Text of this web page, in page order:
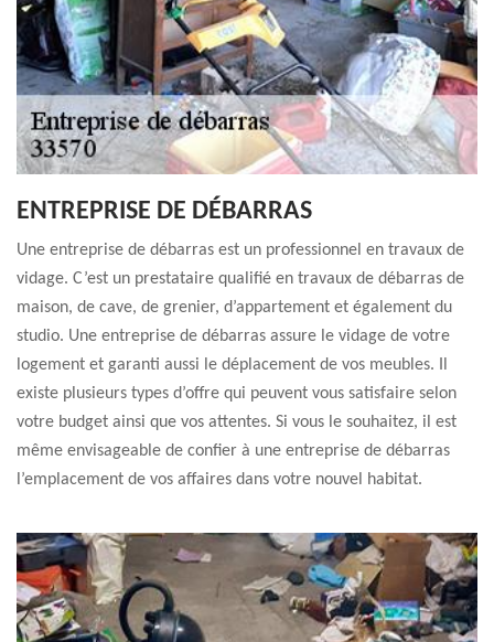
ENTREPRISE DE DÉBARRAS
Une entreprise de débarras est un professionnel en travaux de
vidage. C’est un prestataire qualifié en travaux de débarras de
maison, de cave, de grenier, d’appartement et également du
studio. Une entreprise de débarras assure le vidage de votre
logement et garanti aussi le déplacement de vos meubles. Il
existe plusieurs types d’offre qui peuvent vous satisfaire selon
votre budget ainsi que vos attentes. Si vous le souhaitez, il est
même envisageable de confier à une entreprise de débarras
l’emplacement de vos affaires dans votre nouvel habitat.